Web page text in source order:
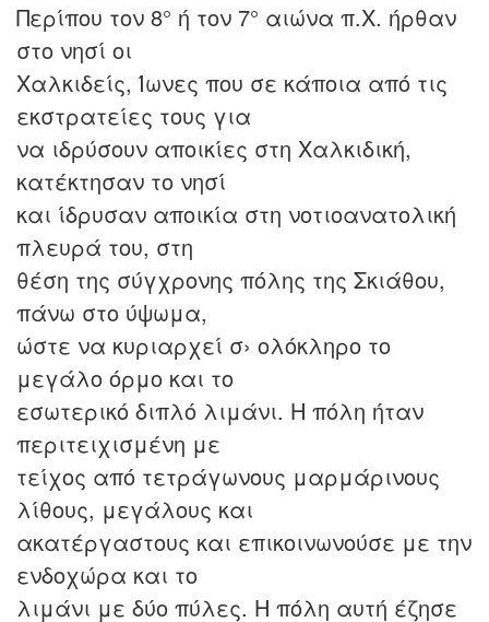
Περίπου τον 8° ή τον 7° αιώνα π.Χ. ήρθαν
στο νησί οι
Χαλκιδείς, Ίωνες που σε κάποια από τις
εκστρατείες τους για
να ιδρύσουν αποικίες στη Χαλκιδική,
κατέκτησαν το νησί
και ίδρυσαν αποικία στη νοτιοανατολική
πλευρά του, στη
θέση της σύγχρονης πόλης της Σκιάθου,
πάνω στο ύψωμα,
ώστε να κυριαρχεί σ› ολόκληρο το
μεγάλο όρμο και το
εσωτερικό διπλό λιμάνι. Η πόλη ήταν
περιτειχισμένη με
τείχος από τετράγωνους μαρμάρινους
λίθους, μεγάλους και
ακατέργαστους και επικοινωνούσε με την
ενδοχώρα και το
λιμάνι με δύο πύλες. Η πόλη αυτή έζησε